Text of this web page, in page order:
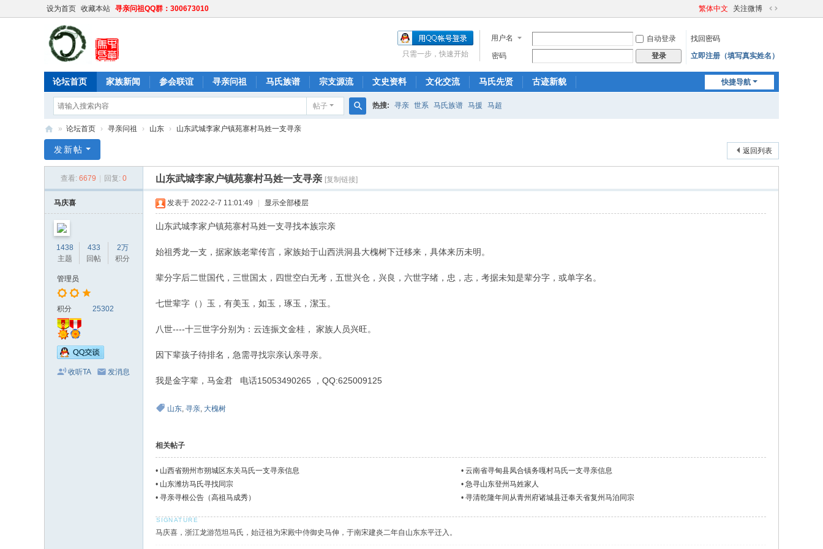
设为首页 收藏本站 寻亲问祖QQ群：300673010 繁体中文 关注微博
切
宽
用户名 自动登录
找回密码
密码
登录 立即注册（填写真实姓名）
只需一步，快速开始
快捷导航
论坛首页 家族新闻 参会联谊 寻亲问祖 马氏族谱 宗支源流 文史资料 文化交流 马氏先贤 古迹新貌
帖子 热搜: 寻亲 世系 马氏族谱 马援 马超
华
» 论坛首页 › 寻亲问祖 › 山东 › 山东武城李家户镇苑寨村马姓一支寻亲
返回列表
发新帖
查看: 6679 回复: 0 山东武城李家户镇苑寨村马姓一支寻亲 [复制链接]
马庆喜
1438
主题
433
回帖
2万
积分
管理员
积分 25302
收听TA 发消息
发表于 2022-2-7 11:01:49 显示全部楼层
山东武城李家户镇苑寨村马姓一支寻找本族宗亲
始祖秀龙一支，据家族老辈传言，家族始于山西洪洞县大槐树下迁移来，具体来历未明。
辈分字后二世国代，三世国太，四世空白无考，五世兴仓，兴良，六世字绪，忠，志，考据未知是辈分字，或单字名。
七世辈字（）玉，有美玉，如玉，琢玉，潔玉。
八世----十三世字分别为：云连振文金桂， 家族人员兴旺。
因下辈孩子待排名，急需寻找宗亲认亲寻亲。
我是金字辈，马金君 电话15053490265 ，QQ:625009125
山东, 寻亲, 大槐树
相关帖子
• 山西省朔州市朔城区东关马氏一支寻亲信息 • 云南省寻甸县凤合镇务嘎村马氏一支寻亲信息
• 山东潍坊马氏寻找同宗 • 急寻山东登州马姓家人
• 寻亲寻根公告（高祖马成秀） • 寻清乾隆年间从青州府诸城县迁奉天省复州马泊同宗
马庆喜，浙江龙游范坦马氏，始迁祖为宋殿中侍御史马伸，于南宋建炎二年自山东东平迁入。